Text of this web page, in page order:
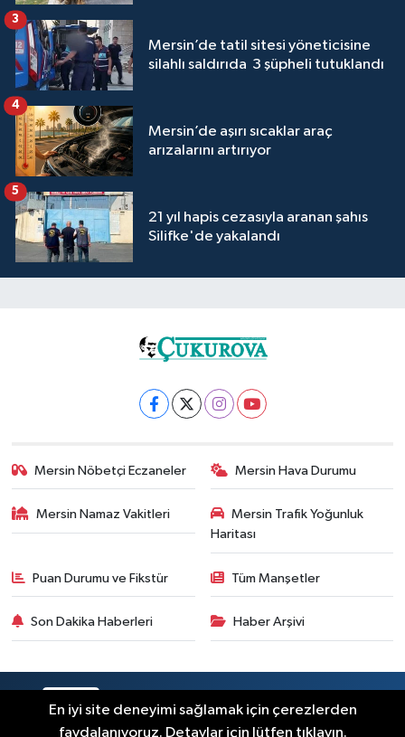
Mersin’de tatil sitesi yöneticisine
silahlı saldırıda 3 şüpheli tutuklandı
3
Mersin’de aşırı sıcaklar araç
arızalarını artırıyor
4
21 yıl hapis cezasıyla aranan şahıs
Silifke'de yakalandı
5
Mersin Nöbetçi Eczaneler Mersin Hava Durumu
Mersin Namaz Vakitleri
Mersin Trafik Yoğunluk
Haritası
Puan Durumu ve Fikstür Tüm Manşetler
Son Dakika Haberleri Haber Arşivi
RSS Copyright © 2025. Her hakkı saklıdır.
En iyi site deneyimi sağlamak için çerezlerden
faydalanıyoruz. Detaylar için lütfen tıklayın.